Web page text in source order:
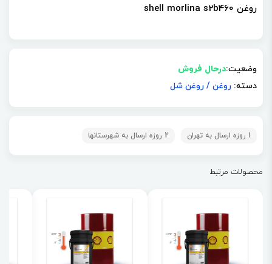
روغن shell morlina s2b460
وضعیت:درحال فروش
دسته: روغن / روغن شل
1 روزه ارسال به تهران 2 روزه ارسال به شهرستانها
محصولات مرتبط